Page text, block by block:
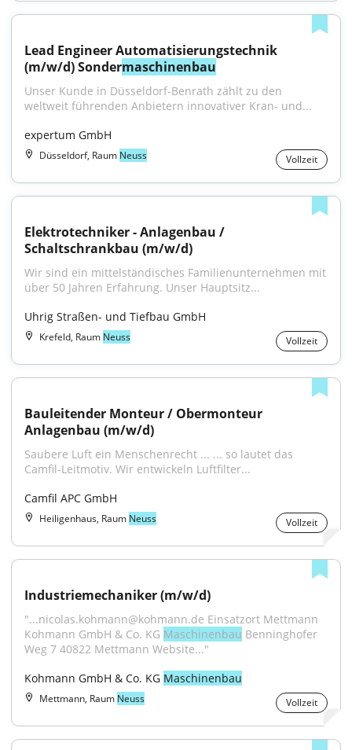
Lead Engineer Automatisierungstechnik
(m/w/d) Sondermaschinenbau
Unser Kunde in Düsseldorf-Benrath zählt zu den
weltweit führenden Anbietern innovativer Kran- und...
expertum GmbH
Düsseldorf, Raum Neuss Vollzeit
Elektrotechniker - Anlagenbau /
Schaltschrankbau (m/w/d)
Wir sind ein mittelständisches Familienunternehmen mit
über 50 Jahren Erfahrung. Unser Hauptsitz...
Uhrig Straßen- und Tiefbau GmbH
Krefeld, Raum Neuss Vollzeit
Bauleitender Monteur / Obermonteur
Anlagenbau (m/w/d)
Saubere Luft ein Menschenrecht ... ... so lautet das
Camfil-Leitmotiv. Wir ent­wickeln Luftfilter...
Camfil APC GmbH
Heiligenhaus, Raum Neuss Vollzeit
Industriemechaniker (m/w/d)
"...nicolas.kohmann@kohmann.de Einsatzort Mettmann
Kohmann GmbH & Co. KG Maschinenbau Benninghofer
Weg 7 40822 Mettmann Website..."
Kohmann GmbH & Co. KG Maschinenbau
Mettmann, Raum Neuss Vollzeit